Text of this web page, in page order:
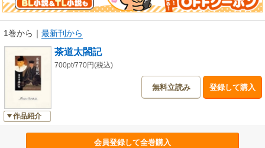
る虚々実々の人間模様を描く海音寺潮五郎の初期の代表傑作。
1巻から ｜ 最新刊から
作品紹介
茶道太閤記
700pt/770円(税込)
無料立読み 登録して購入
会員登録して全巻購入